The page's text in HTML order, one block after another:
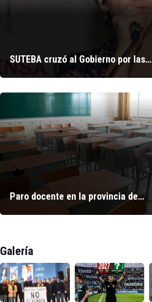
SUTEBA cruzó al Gobierno por las…
Paro docente en la provincia de…
Galería